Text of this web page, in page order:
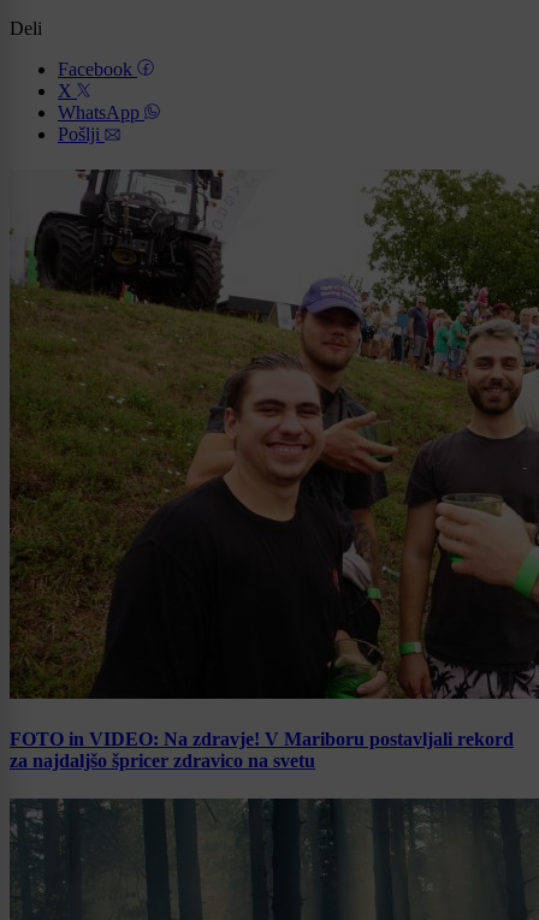
Deli
Facebook
X
WhatsApp
Pošlji
FOTO in VIDEO: Na zdravje! V Mariboru postavljali rekord
za najdaljšo špricer zdravico na svetu